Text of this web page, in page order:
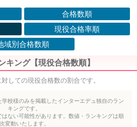
合格数順
現役合格率順
域別合格数順
キング【現役合格数順】
しての現役合格数の割合です。
校様のみを掲載したインターエデュ独自のラン
キングです。
ない可能性があります。数値・ランキングは順
次変動いたします。